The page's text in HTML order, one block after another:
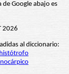
Google abajo es
2026
al diccionario:
histótrofo